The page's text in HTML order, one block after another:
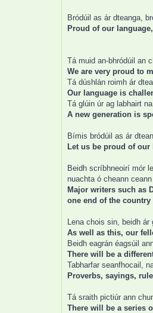
Bródúil as ár dteanga,
Proud of our
Tá muid an-bhródúil an
We are very proud to
Tá dúshlán roimh ár
Our language is
Tá glúin úr ag labhairt
A new generation is
Bímis bródúil as ár
Let us be proud of our
Beidh scríbhneoirí mór
nuachta ó cheann
Major writers such as
one end of the country
Lena chois sin, beidh
As well as this, our
Beidh eagrán éagsúil
There will be a
Tabharfar seanfhocail,
Proverbs, sayings,
Tá sraith pictiúr ann
There will be a series